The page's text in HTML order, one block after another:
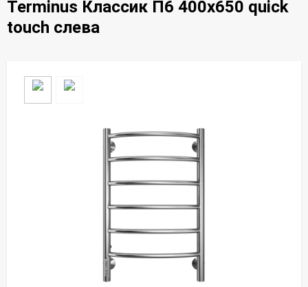
Terminus Классик П6 400х650 quick
touch слева